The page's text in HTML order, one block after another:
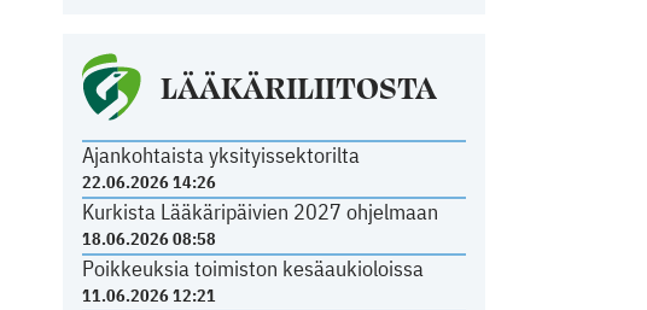
LÄÄKÄRILIITOSTA
Ajankohtaista yksityissektorilta
22.06.2026 14:26
Kurkista Lääkäripäivien 2027 ohjelmaan
18.06.2026 08:58
Poikkeuksia toimiston kesäaukioloissa
11.06.2026 12:21